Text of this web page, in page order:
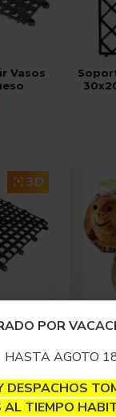
POR
HASTA AGOTO
DESPACHOS
AL TIEMPO
Vasos
3D
Vasos